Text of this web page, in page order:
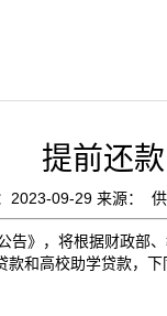
提前还款
2023-09-29 来源：
告》，将根据财政部
和高校助学贷款，